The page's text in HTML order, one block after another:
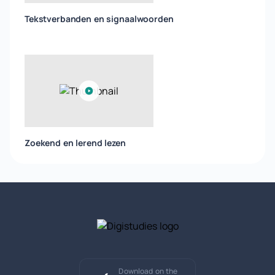
Tekstverbanden en signaalwoorden
Zoekend en lerend lezen
Download on the